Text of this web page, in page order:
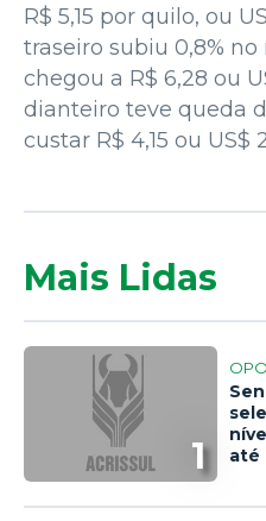
R$ 5,15 por quilo, ou
traseiro subiu 0,8%
chegou a R$ 6,28 ou
dianteiro teve queda
custar R$ 4,15 ou
Mais Lidas
1
até